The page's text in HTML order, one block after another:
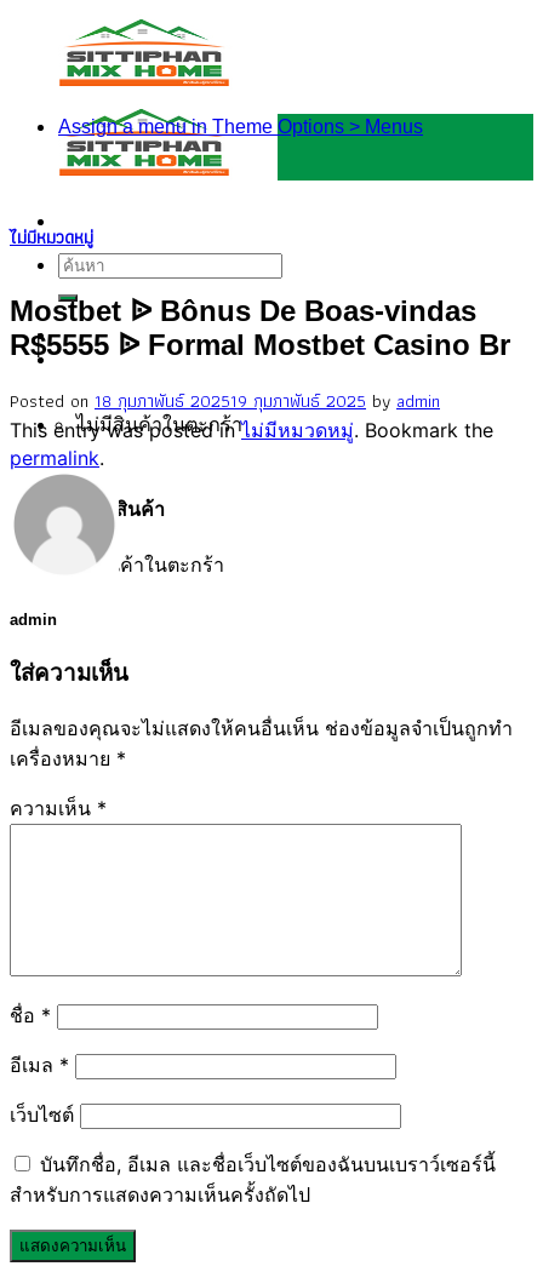
content
ค้นหา:
ไม่มีสินค้าในตะกร้า
ตะกร้าสินค้า
ไม่มีสินค้าในตะกร้า
Assign a menu in Theme Options > Menus
ไม่มีหมวดหมู่
Mostbet ᐉ Bônus De Boas-vindas
R$5555 ᐉ Formal Mostbet Casino Br
Posted on 18 กุมภาพันธ์ 202519 กุมภาพันธ์ 2025 by admin
This entry was posted inไม่มีหมวดหมู่. Bookmark the
permalink.
admin
ใส่ความเห็น
อีเมลของคุณจะไม่แสดงให้คนอื่นเห็น ช่องข้อมูลจำเป็นถูกทำ
เครื่องหมาย *
ความเห็น *
ชื่อ *
อีเมล *
เว็บไซต์
บันทึกชื่อ, อีเมล และชื่อเว็บไซต์ของฉันบนเบราว์เซอร์นี้
สำหรับการแสดงความเห็นครั้งถัดไป